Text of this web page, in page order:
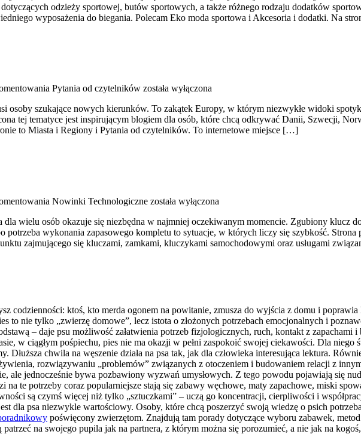
odzieży sportowej, butów sportowych, a także różnego rodzaju dodatków
wyposażenia do biegania. Polecam Eko moda sportowa i Akcesoria i dodatki. Na
Pytania od czytelników została wyłączona
osoby szukające nowych kierunków. To zakątek Europy, w którym niezwykłe widoki
tej tematyce jest inspirującym blogiem dla osób, które chcą odkrywać Danii, Szwecji,
to Miasta i Regiony i Pytania od czytelników. To internetowe miejsce […]
Nowinki Technologiczne została wyłączona
wielu osób okazuje się niezbędna w najmniej oczekiwanym momencie. Zgubiony klucz
potrzeba wykonania zapasowego kompletu to sytuacje, w których liczy się szybkość.
zajmującego się kluczami, zamkami, kluczykami samochodowymi oraz usługami
codzienności: ktoś, kto merda ogonem na powitanie, zmusza do wyjścia z domu i
to nie tylko „zwierzę domowe”, lecz istota o złożonych potrzebach emocjonalnych i
– daje psu możliwość załatwienia potrzeb fizjologicznych, ruch, kontakt z
w ciągłym pośpiechu, pies nie ma okazji w pełni zaspokoić swojej ciekawości. Dla
Dłuższa chwila na węszenie działa na psa tak, jak dla człowieka interesująca lektura.
rozwiązywaniu „problemów” związanych z otoczeniem i budowaniem relacji z
ale jednocześnie bywa pozbawiony wyzwań umysłowych. Z tego powodu pojawiają się
te potrzeby coraz popularniejsze stają się zabawy węchowe, maty zapachowe, miski
są czymś więcej niż tylko „sztuczkami” – uczą go koncentracji, cierpliwości i
dla psa niezwykle wartościowy. Osoby, które chcą poszerzyć swoją wiedzę o psich
poświęcony zwierzętom. Znajdują tam porady dotyczące wyboru zabawek,
na swojego pupila jak na partnera, z którym można się porozumieć, a nie jak na